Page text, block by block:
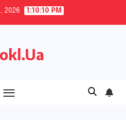
2026 1:10:11 PM